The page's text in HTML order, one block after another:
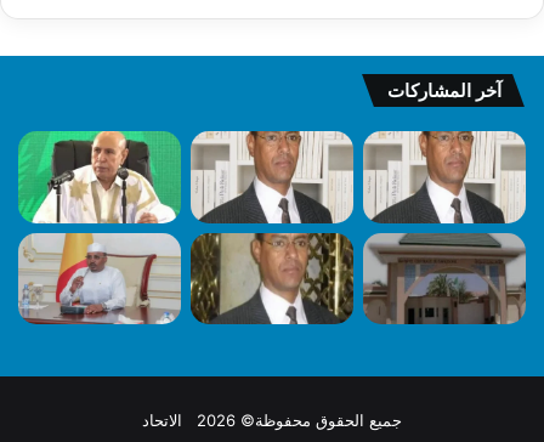
آخر المشاركات
جميع الحقوق محفوظة© 2026 الاتحاد